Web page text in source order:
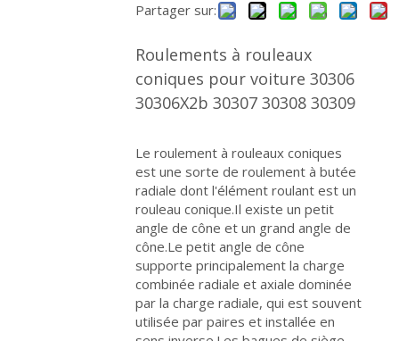
Partager sur:
Roulements à rouleaux
coniques pour voiture 30306
30306X2b 30307 30308 30309
Le roulement à rouleaux coniques
est une sorte de roulement à butée
radiale dont l'élément roulant est un
rouleau conique.Il existe un petit
angle de cône et un grand angle de
cône.Le petit angle de cône
supporte principalement la charge
combinée radiale et axiale dominée
par la charge radiale, qui est souvent
utilisée par paires et installée en